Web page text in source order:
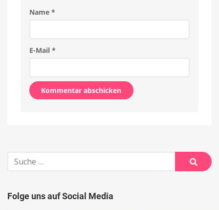
Name *
E-Mail *
Suche
nach:
Suche
Folge uns auf Social Media